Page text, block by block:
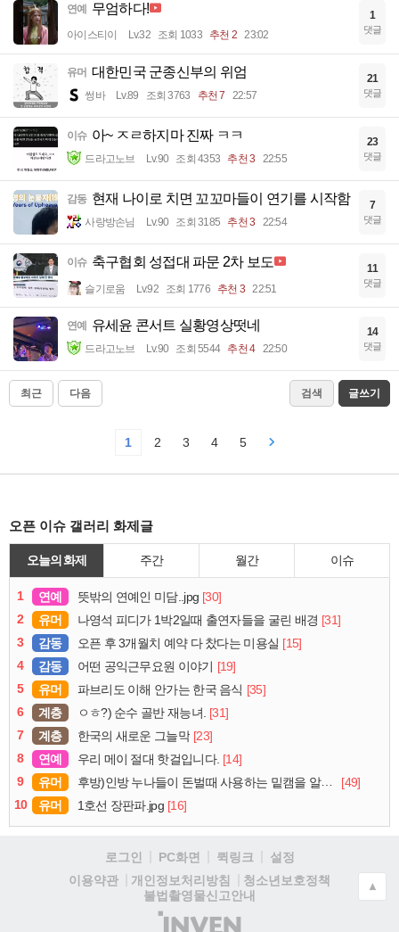
연예 무엄하다!
아이스티이 Lv.32 조회 1033 추천 2 23:02
1
댓글
유머 대한민국 군종신부의 위엄
썽바 Lv.89 조회 3763 추천 7 22:57
21
댓글
이슈 아~ ㅈㄹ하지마 진짜 ㅋㅋ
드라고노브 Lv.90 조회 4353 추천 3 22:55
23
댓글
감동 현재 나이로 치면 꼬꼬마들이 연기를 시작함
사랑방손님 Lv.90 조회 3185 추천 3 22:54
7
댓글
이슈 축구협회 성접대 파문 2차 보도
슬기로움 Lv.92 조회 1776 추천 3 22:51
11
댓글
연예 유세윤 콘서트 실황영상떳네
드라고노브 Lv.90 조회 5544 추천 4 22:50
14
댓글
최근 다음 검색 글쓰기
1 2 3 4 5
오픈 이슈 갤러리 화제글
오늘의 화제 주간 월간 이슈
1 연예 뜻밖의 연예인 미담..jpg [30]
2
유머 나영석 피디가 1박2일때 출연자들을 굴린 배경 [31]
3
감동 오픈 후 3개월치 예약 다 찼다는 미용실 [15]
4
감동 어떤 공익근무요원 이야기
[19]
5
유머 파브리도 이해 안가는 한국 음식 [35]
6
계층 ㅇㅎ?) 순수 골반 재능녀. [31]
7
계층 한국의 새로운 그늘막 [23]
8
연예 우리 메이 절대 핫걸입니다. [14]
9
유머 후방)인방 누나들이 돈벌때 사용하는 밑캠을 알아보자
[49]
10
유머 1호선 장판파.jpg [16]
로그인 PC화면 퀵링크
설정
이용약관
개인정보처리방침
청소년보호정책
불법촬영물신고안내
(주)
▲